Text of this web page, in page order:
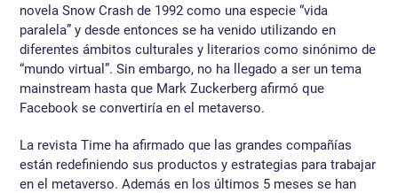
novela Snow Crash de 1992 como una especie “vida
paralela” y desde entonces se ha venido utilizando en
diferentes ámbitos culturales y literarios como sinónimo de
“mundo virtual”. Sin embargo, no ha llegado a ser un tema
mainstream hasta que Mark Zuckerberg afirmó que
Facebook se convertiría en el metaverso.
La revista Time ha afirmado que las grandes compañías
están redefiniendo sus productos y estrategias para trabajar
en el metaverso. Además en los últimos 5 meses se han